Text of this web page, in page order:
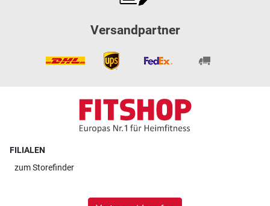
Versandpartner
FILIALEN
zumStorefinder